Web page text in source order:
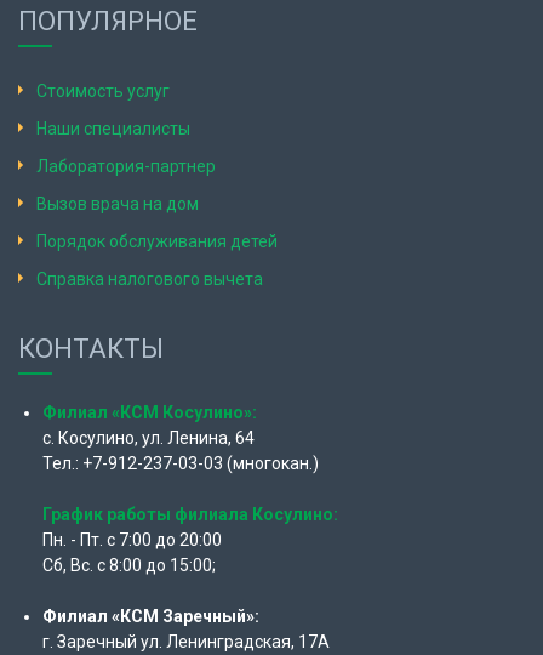
ПОПУЛЯРНОЕ
Стоимость услуг
Наши специалисты
Лаборатория-партнер
Вызов врача на дом
Порядок обслуживания детей
Справка налогового вычета
КОНТАКТЫ
Филиал «КСМ Косулино»:
с. Косулино, ул. Ленина, 64
Тел.: +7-912-237-03-03 (многокан.)
График работы филиала Косулино:
Пн. - Пт. с 7:00 до 20:00
Сб, Вс. с 8:00 до 15:00;
Филиал «КСМ Заречный»:
г. Заречный ул. Ленинградская, 17А